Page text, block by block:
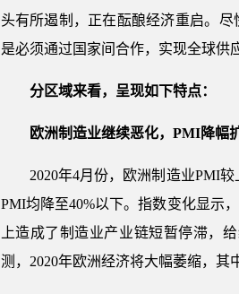
头有所遏制，正在酝酿经济重启。
是必须通过国家间合作，实现全球供
分区域来看，呈现如下特点：
欧洲制造业继续恶化，PMI降幅
2020年4月份，欧洲制造业PMI
PMI均降至40%以下。指数变化显示
上造成了制造业产业链短暂停滞，
测，2020年欧洲经济将大幅萎缩，其